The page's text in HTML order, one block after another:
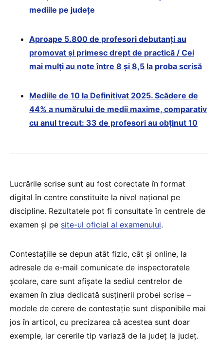
mediile pe județe
Aproape 5.800 de profesori debutanți au
promovat și primesc drept de practică / Cei
mai mulți au note între 8 și 8,5 la proba scrisă
Mediile de 10 la Definitivat 2025. Scădere de
44% a numărului de medii maxime, comparativ
cu anul trecut: 33 de profesori au obținut 10
Lucrările scrise sunt au fost corectate în format
digital în centre constituite la nivel național pe
discipline. Rezultatele pot fi consultate în centrele de
examen și pe site-ul oficial al examenului.
Contestațiile se depun atât fizic, cât și online, la
adresele de e-mail comunicate de inspectoratele
școlare, care sunt afișate la sediul centrelor de
examen în ziua dedicată susținerii probei scrise –
modele de cerere de contestație sunt disponibile mai
jos în articol, cu precizarea că acestea sunt doar
exemple, iar cererile tip variază de la județ la județ.